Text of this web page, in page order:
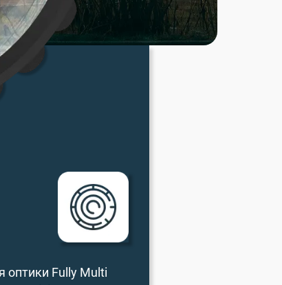
оптики Fully Multi